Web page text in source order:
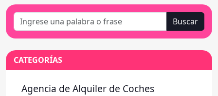
Buscar
CATEGORÍAS
Agencia de Alquiler de Coches